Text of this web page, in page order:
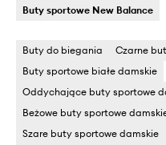
Buty sportowe New Balance
Buty do biegania
Czarne
Buty sportowe białe damskie
Oddychające buty sportowe
Beżowe buty sportowe
Szare buty sportowe damskie